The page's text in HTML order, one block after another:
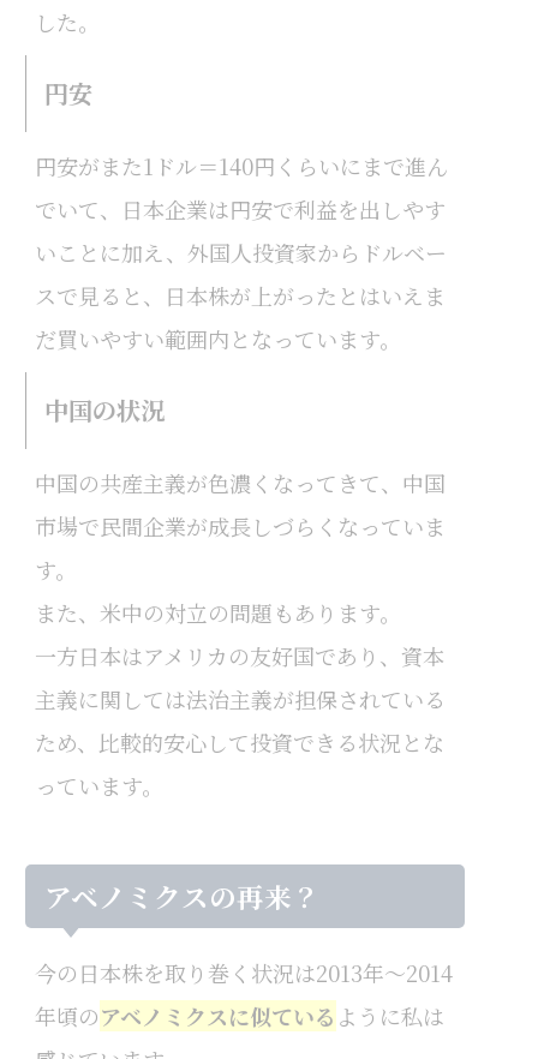
した。
円安
円安がまた1ドル＝140円くらいにまで進ん
でいて、日本企業は円安で利益を出しやす
いことに加え、外国人投資家からドルベー
スで見ると、日本株が上がったとはいえま
だ買いやすい範囲内となっています。
中国の状況
中国の共産主義が色濃くなってきて、中国
市場で民間企業が成長しづらくなっていま
す。
また、米中の対立の問題もあります。
一方日本はアメリカの友好国であり、資本
主義に関しては法治主義が担保されている
ため、比較的安心して投資できる状況とな
っています。
アベノミクスの再来？
今の日本株を取り巻く状況は2013年～2014
年頃のアベノミクスに似ている ように私は